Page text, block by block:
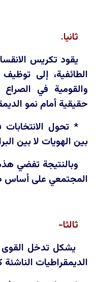
ثانيا.
يقود تكريس
الطائفية، إلى توظيف
والقومية في
حقيقية أمام نمو
* تحول
بين الهويات لا بين
وبالنتيجة تفضي
المجتمعي على أساس
ثالثا-
يشكل تدخل القوى
الديمقراطيات الناشئة